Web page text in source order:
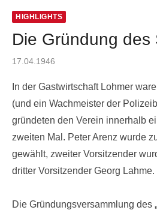
HIGHLIGHTS
Die Gründung des
Posted
17.04.1946
In der Gastwirtschaft Lohmer
(und ein Wachmeister der
gründeten den Verein innerhalb
zweiten Mal. Peter Arenz wurde
gewählt, zweiter Vorsitzender
dritter Vorsitzender Georg Lahme.
Die Gründungsversammlung des